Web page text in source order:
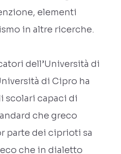
elementi
in altre ricerche.
dell’Università di
di Cipro ha
scolari capaci di
che greco
parte dei ciprioti sa
che in dialetto